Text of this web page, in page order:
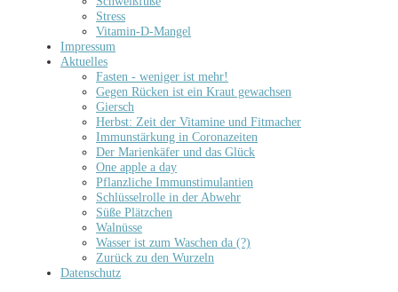
Stress
Vitamin-D-Mangel
Impressum
Aktuelles
Fasten - weniger ist mehr!
Gegen Rücken ist ein Kraut gewachsen
Giersch
Herbst: Zeit der Vitamine und Fitmacher
Immunstärkung in Coronazeiten
Der Marienkäfer und das Glück
One apple a day
Pflanzliche Immunstimulantien
Schlüsselrolle in der Abwehr
Süße Plätzchen
Walnüsse
Wasser ist zum Waschen da (?)
Zurück zu den Wurzeln
Datenschutz